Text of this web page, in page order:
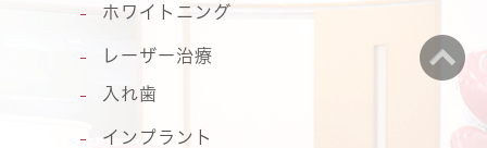
ホワイトニング
レーザー治療
入れ歯
インプラント